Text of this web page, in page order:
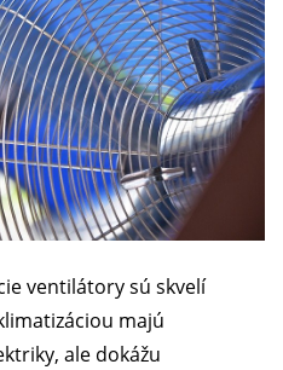
ventilátory sú skvelí
majú
ale dokážu